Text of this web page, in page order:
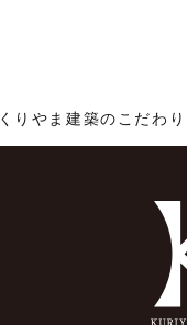
くりやま建築のこだわり